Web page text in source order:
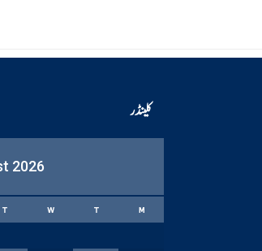
کلینڈر
2026
M
T
W
T